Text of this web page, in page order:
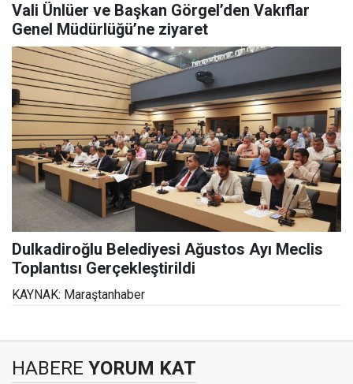
Vali Ünlüer ve Başkan Görgel’den Vakıflar
Genel Müdürlüğü’ne ziyaret
Dulkadiroğlu Belediyesi Ağustos Ayı Meclis
Toplantısı Gerçekleştirildi
KAYNAK: Maraştanhaber
HABERE YORUM KAT